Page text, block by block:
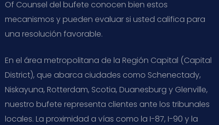
Of Counsel del bufete conocen bien estos
mecanismos y pueden evaluar si usted califica para
una resolución favorable.
En el área metropolitana de la Región Capital (Capital
District), que abarca ciudades como Schenectady,
Niskayuna, Rotterdam, Scotia, Duanesburg y Glenville,
nuestro bufete representa clientes ante los tribunales
locales. La proximidad a vías como la I-87, I-90 y la